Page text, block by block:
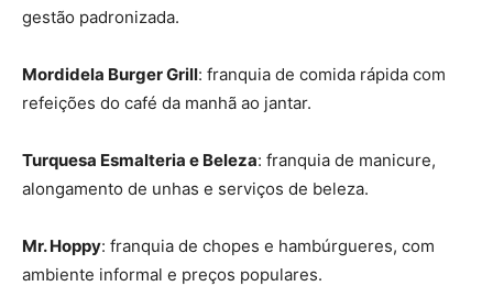
gestão padronizada.
Mordidela Burger Grill: franquia de comida rápida com
refeições do café da manhã ao jantar.
Turquesa Esmalteria e Beleza: franquia de manicure,
alongamento de unhas e serviços de beleza.
Mr. Hoppy: franquia de chopes e hambúrgueres, com
ambiente informal e preços populares.